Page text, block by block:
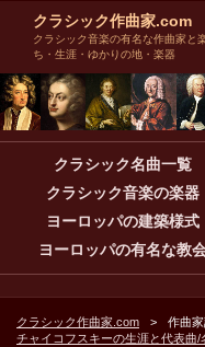
クラシック作曲家.com
クラシック音楽の有名な作曲家と
ち・生涯・ゆかりの地・楽器
クラシック名曲一覧
クラシック音楽の楽器
ヨーロッパの建築様式
ヨーロッパの有名な教
クラシック作曲家.com
作曲
チャイコフスキーの生涯と代表曲/